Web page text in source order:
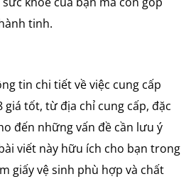
tinh.
tin chi tiết về việc cung cấp
giá tốt, từ địa chỉ cung cấp, đặc
đến những vấn đề cần lưu ý
viết này hữu ích cho bạn trong
giấy vệ sinh phù hợp và chất